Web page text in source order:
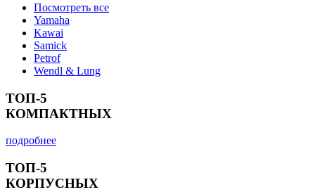
Посмотреть все
Yamaha
Kawai
Samick
Petrof
Wendl & Lung
ТОП-5
КОМПАКТНЫХ
подробнее
ТОП-5
КОРПУСНЫХ